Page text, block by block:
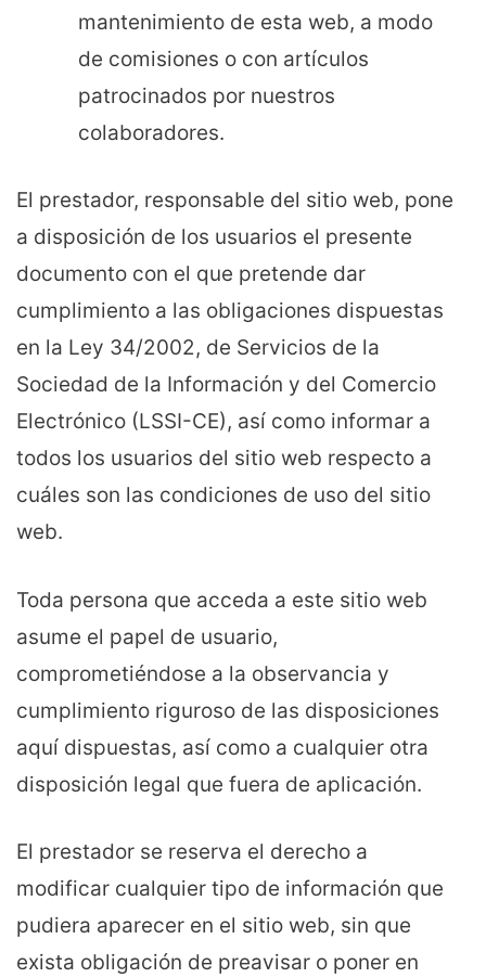
mantenimiento de esta web, a modo
de comisiones o con artículos
patrocinados por nuestros
colaboradores.
El prestador, responsable del sitio web, pone
a disposición de los usuarios el presente
documento con el que pretende dar
cumplimiento a las obligaciones dispuestas
en la Ley 34/2002, de Servicios de la
Sociedad de la Información y del Comercio
Electrónico (LSSI-CE), así como informar a
todos los usuarios del sitio web respecto a
cuáles son las condiciones de uso del sitio
web.
Toda persona que acceda a este sitio web
asume el papel de usuario,
comprometiéndose a la observancia y
cumplimiento riguroso de las disposiciones
aquí dispuestas, así como a cualquier otra
disposición legal que fuera de aplicación.
El prestador se reserva el derecho a
modificar cualquier tipo de información que
pudiera aparecer en el sitio web, sin que
exista obligación de preavisar o poner en